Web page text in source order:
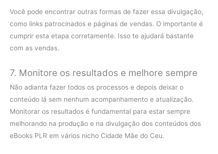
Você pode encontrar outras formas de fazer essa divulgação,
como links patrocinados e páginas de vendas. O importante é
cumprir esta etapa corretamente. Isso te ajudará bastante
com as vendas.
7. Monitore os resultados e melhore sempre
Não adianta fazer todos os processos e depois deixar o
conteúdo lá sem nenhum acompanhamento e atualização.
Monitorar os resultados é fundamental para estar sempre
melhorando na produção e na divulgação dos conteúdos dos
eBooks PLR em vários nicho Cidade Mãe do Ceu.